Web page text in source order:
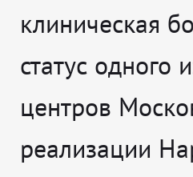
клиническая
статус одного
центров
реализации